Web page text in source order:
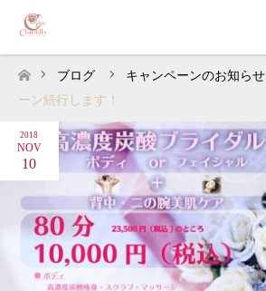
ホーム
ブログ キャンペーンのお知らせ
ーン続行します！
2018
NOV
10